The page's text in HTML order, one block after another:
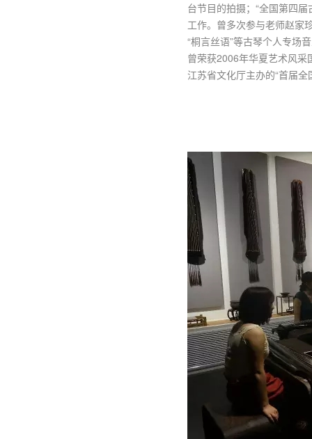
台节目的拍摄；“全国第四
工作。曾多次参与老师赵家
“桐言丝语”等古琴个人专场
曾荣获2006年华夏艺术风
江苏省文化厅主办的“首届